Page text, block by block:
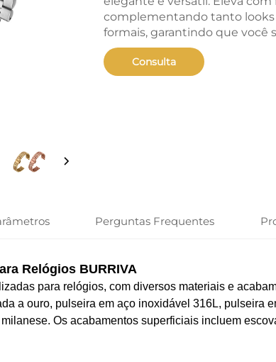
complementando tanto looks
formais, garantindo que você
Consulta
Perguntas Frequentes
Relógios BURRIVA
para relógios, com diversos materiais e
a ouro, pulseira em aço inoxidável 316L, pulseira
Os acabamentos superficiais incluem